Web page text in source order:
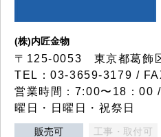
(株)内匠金物
〒125-0053 東京都葛飾
TEL：03-3659-3179 /
営業時間：7:00〜18：00
曜日・日曜日・祝祭日
販売可 工事・取付可